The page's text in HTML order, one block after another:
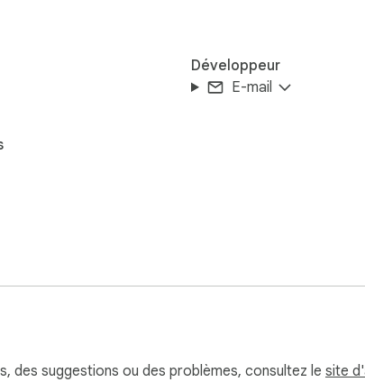
Développeur
E-mail
des suggestions ou des problèmes, consultez le site